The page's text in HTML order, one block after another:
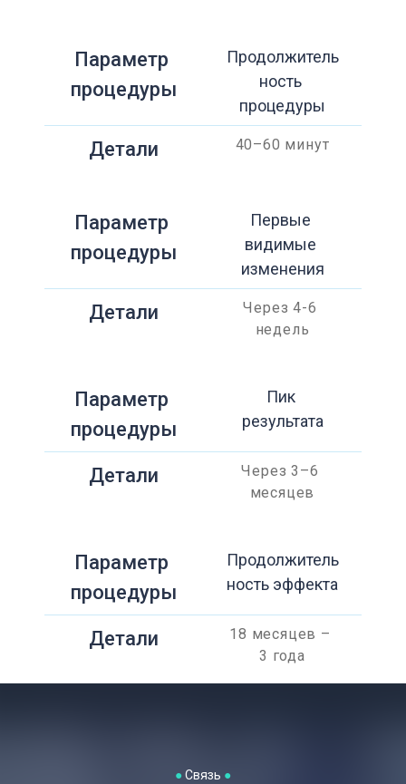
Параметр
процедуры
Продолжитель
ность
процедуры
Детали 40–60 минут
Параметр
процедуры
Первые
видимые
изменения
Детали
Через 4-6
недель
Параметр
процедуры
Пик
результата
Детали
Через 3–6
месяцев
Параметр
процедуры
Продолжитель
ность эффекта
Детали
18 месяцев –
3 года
● Связь ●